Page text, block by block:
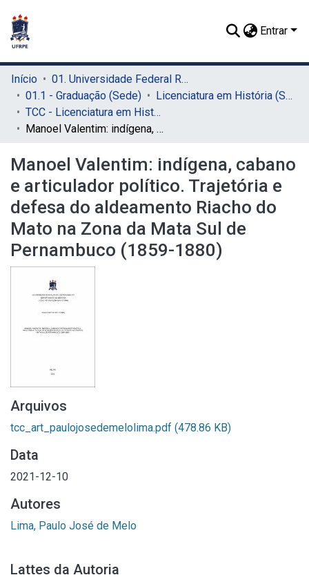
Entrar
Início
01. Universidade Federal Rural de Pernambuco - UFRPE (Sede)
01.1 - Graduação (Sede)
Licenciatura em História (Sede)
TCC - Licenciatura em História (Sede)
Manoel Valentim: indígena, cabano e articulador político. Trajetória e defesa do aldeamento Riacho do Mato na Zona da Mata Sul de Pernambuco (1859-1880)
Manoel Valentim: indígena, cabano
e articulador político. Trajetória e
defesa do aldeamento Riacho do
Mato na Zona da Mata Sul de
Pernambuco (1859-1880)
Arquivos
tcc_art_paulojosedemelolima.pdf (478.86 KB)
Data
2021-12-10
Autores
Lima, Paulo José de Melo
Lattes da Autoria